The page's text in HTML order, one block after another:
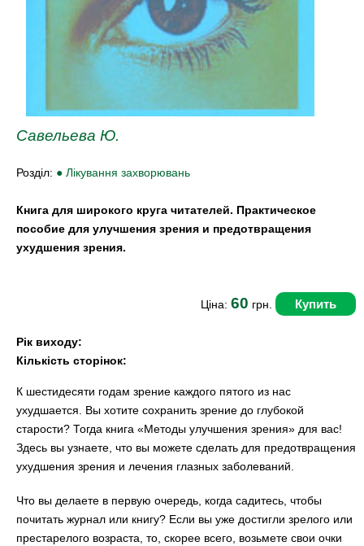
Савельева Ю.
Розділ: ● Лікування захворювань
Книга для широкого круга читателей. Практическое
пособие для улучшения зрения и предотвращения
ухудшения зрения.
Ціна: 60 грн. Купить
Рік виходу:
Кількість сторінок:
К шестидесяти годам зрение каждого пятого из нас
ухудшается. Вы хотите сохранить зрение до глубокой
старости? Тогда книга «Методы улучшения зрения» для вас!
Здесь вы узнаете, что вы можете сделать для предотвращения
ухудшения зрения и лечения глазных заболеваний.
Что вы делаете в первую очередь, когда садитесь, чтобы
почитать журнал или книгу? Если вы уже достигли зрелого или
престарелого возраста, то, скорее всего, возьмете свои очки